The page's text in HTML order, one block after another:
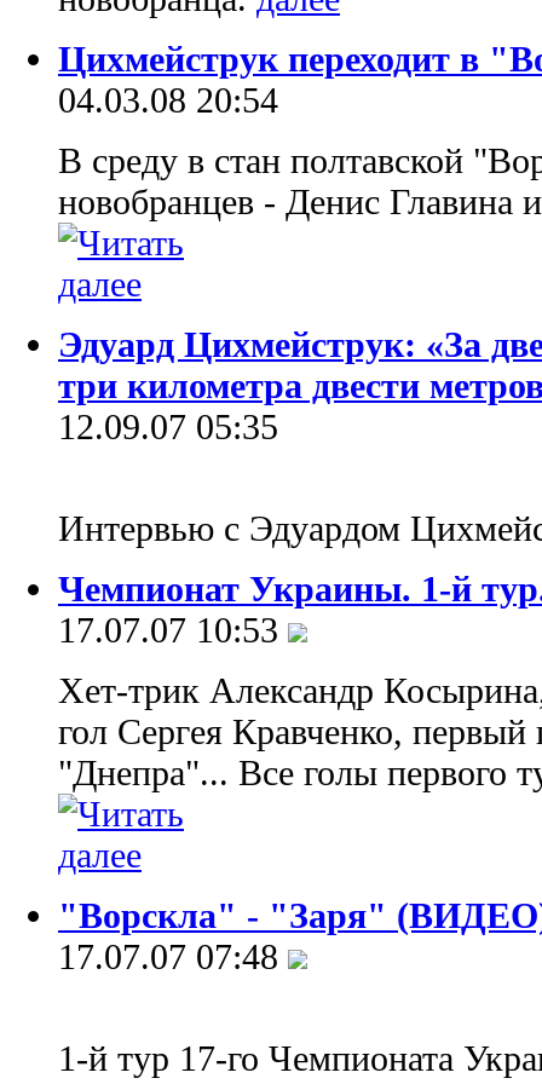
Цихмейструк переходит в
04.03.08 20:54
В среду в стан полтавской
новобранцев - Денис Главина
Эдуард Цихмейструк: «За
три километра двести
12.09.07 05:35
Интервью с Эдуардом
Чемпионат Украины. 1-й
17.07.07 10:53
Хет-трик Александр
гол Сергея Кравченко,
"Днепра"... Все голы первого
"Ворскла" - "Заря"
17.07.07 07:48
1-й тур 17-го Чемпионата